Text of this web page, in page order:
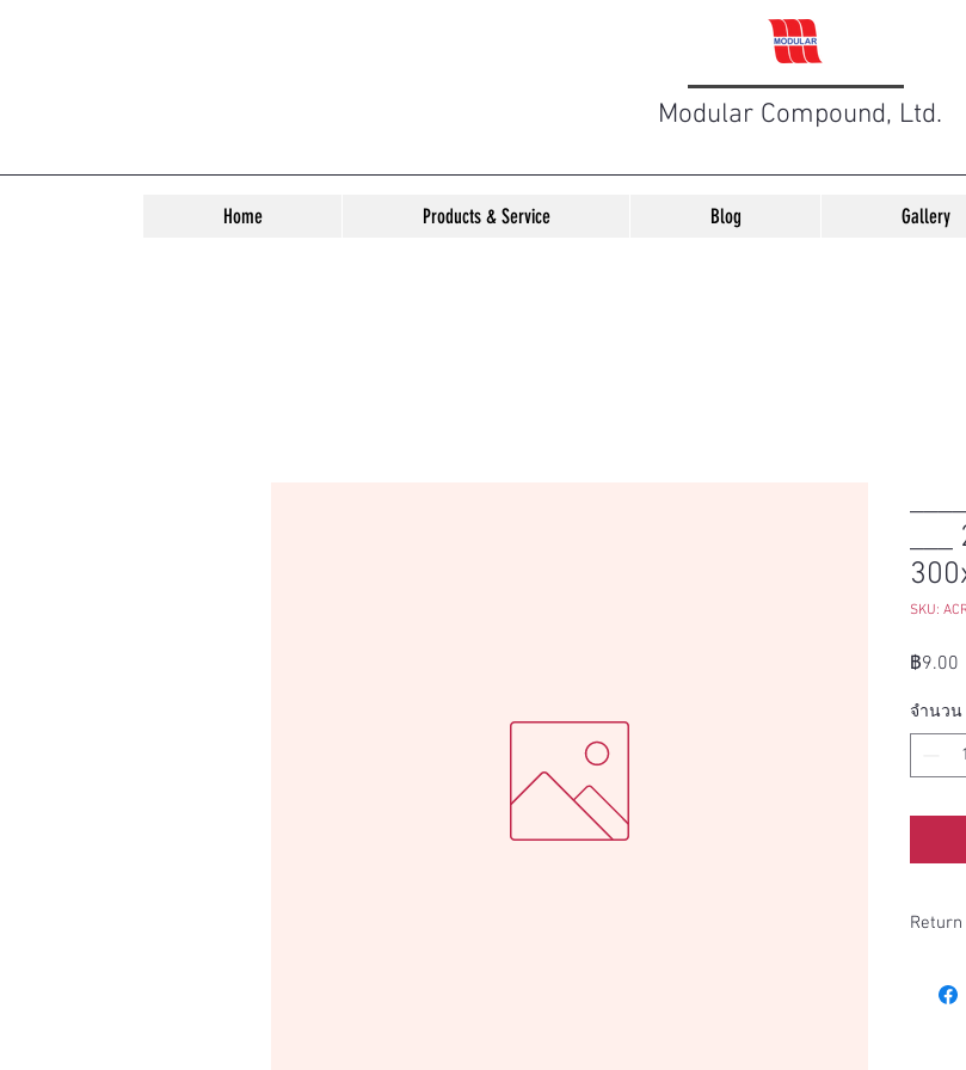
Modular Compound, Ltd.
Home Products & Service Blog Gallery
SKU:
฿9.00
จำนวน